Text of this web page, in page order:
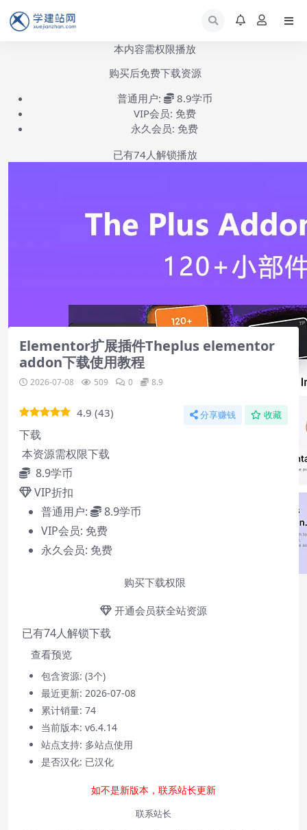
本内容需权限播放
购买后免费下载资源
普通用户:
8.9学币
VIP会员: 免费
永久会员: 免费
已有74人解锁播放
Video Player is loading.
Play
Video
Play
Current Time0:00
Theplus elementor addon插件介绍-第1集
2
Elementor扩展插件Theplus elementor
addon下载使用教程
2026-07-08 509 0 8.9
4.9 (43) 分享赚钱 收藏
下载
本资源需权限下载
8.9学币
VIP折扣
普通用户:
8.9学币
VIP会员: 免费
永久会员: 免费
购买下载权限
开通会员获全站资源
已有74人解锁下载
查看预览
包含资源: (3个)
最近更新: 2026-07-08
累计销量: 74
当前版本: v6.4.14
站点支持: 多站点使用
是否汉化: 已汉化
如不是新版本，联系站长更新
联系站长